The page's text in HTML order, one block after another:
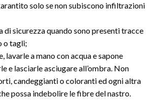
solo se non subiscono infiltrazioni
di sicurezza quando sono presenti tracce
o tagli;
lavarle a mano con acqua e sapone
e lasciarle asciugare all’ombra. Non
candeggianti o coloranti ed ogni altra
possa indebolire le fibre del nastro.